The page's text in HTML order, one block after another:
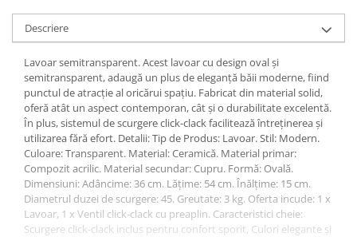
Descriere
Lavoar semitransparent. Acest lavoar cu design oval și
semitransparent, adaugă un plus de eleganță băii moderne, fiind
punctul de atracție al oricărui spațiu. Fabricat din material solid,
oferă atât un aspect contemporan, cât și o durabilitate excelentă.
În plus, sistemul de scurgere click-clack facilitează întreținerea și
utilizarea fără efort. Detalii: Tip de Produs: Lavoar. Stil: Modern.
Culoare: Transparent. Material: Ceramică. Material primar:
Compozit acrilic. Material secundar: Cupru. Formă: Ovală.
Dimensiuni: Adâncime: 36 cm. Lățime: 54 cm. Înălțime: 15 cm.
Diametrul duzei de scurgere: 45. Greutate: 3 kg. Oferta incude: 1 x
Lavoar, 1 x Ventil click-clack cu preaplin. Caracteristici cheie:
Scurgere click-clack inclus pentru confort sporit, Culori elegante și